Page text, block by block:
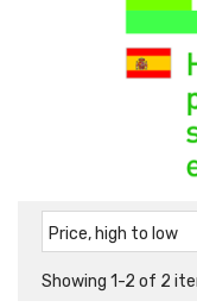
Price, high to low
Showing 1-2 of 2